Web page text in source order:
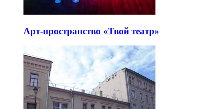
Арт-пространство «Твой театр»